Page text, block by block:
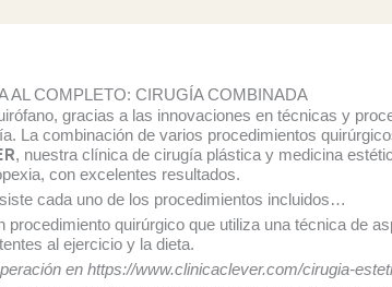
AL COMPLETO: CIRUGÍA COMBINADA
gracias a las innovaciones en técnicas y
La combinación de varios procedimientos
, nuestra clínica de cirugía plástica y medicina
con excelentes resultados.
cada uno de los procedimientos incluidos…
procedimiento quirúrgico que utiliza una técnica de
al ejercicio y la dieta.
en https://www.clinicaclever.com/cirugia-